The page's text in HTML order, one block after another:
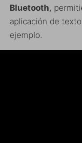
Bluetooth,
aplicación de
ejemplo.